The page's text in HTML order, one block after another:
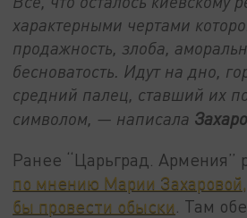
характерными чертами
продажность, злоба,
бесноватость. Идут на дно,
средний палец, ставший их
символом, — написала
Ранее “Царьград. Армения”
по мнению Марии
бы провести обыски . Там